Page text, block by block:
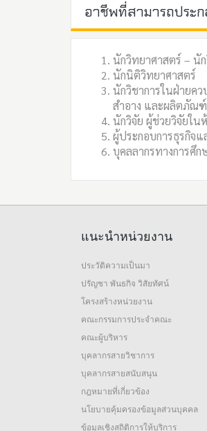
อาชีพที่สามารถประ
นักวิทยาศาสตร์ – นั
นักนิติวิทยาศาสตร์
นักวิชาการในฝ่ายค
สำอาง และผลิตภัณ
นักวิจัย ผู้ช่วยวิจัยใน
ผู้ประกอบการธุรกิจ
บุคลลากรทางการศึก
แนะนำหน่วยงาน
ประวัติความเป็นมา
ปรัญชา พันธกิจ วิสัยทัศน์
โครงสร้างหน่วยงาน
คณะกรรมการประจำคณะ
คณะผู้บริหาร
บุคลากรสายวิชาการ
บุคลากรสายสนับสนุน
กฎหมายที่เกี่ยวข้อง
นโยบายคุ้มครองข้อมูลส่วนบุคคล
ข้อมูลเชิงสถิติการให้บริการ